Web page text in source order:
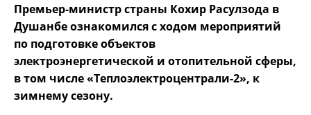
Премьер-министр страны Кохир Расулзода в
Душанбе ознакомился с ходом мероприятий
по подготовке объектов
электроэнергетической и отопительной сферы,
в том числе «Теплоэлектроцентрали-2», к
зимнему сезону.